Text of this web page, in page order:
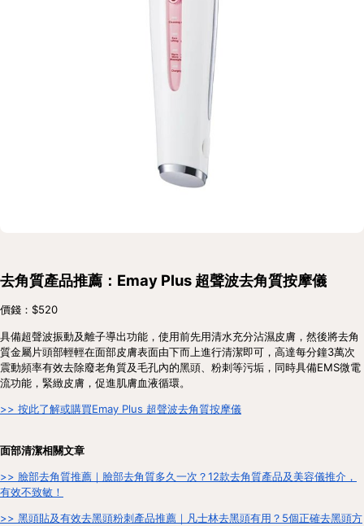
去角質產品推薦：Emay Plus 超聲波去角質按摩儀
價錢：$520
具備超聲波振動及離子導出功能，使用前先用清水充分沾濕皮膚，然後將去角
質金屬片頭部輕輕在面部皮膚表面由下而上進行清潔即可，高達每分鐘3萬次
震動頻率有效去除廢老角質及毛孔內的黑頭、粉刺等污垢，同時具備EMS微電
流功能，緊緻皮膚，促進肌膚血液循環。
>> 按此了解或購買Emay Plus 超聲波去角質按摩儀
面部清潔相關文章
>> 臉部去角質推薦｜臉部去角質多久一次？12款去角質產品及美容儀推介，
有效不致敏！
>> 黑頭貼及有效去黑頭粉刺產品推薦｜凡士林去黑頭有用？5個正確去黑頭方